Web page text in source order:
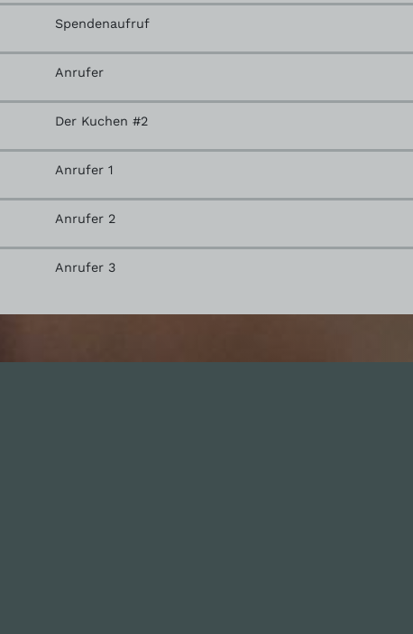
Spendenaufruf
Anrufer
Der Kuchen #2
Anrufer 1
Anrufer 2
Anrufer 3